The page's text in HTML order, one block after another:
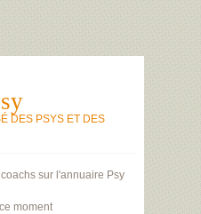
DES PSYS ET DES
sur l'annuaire Psy
moment